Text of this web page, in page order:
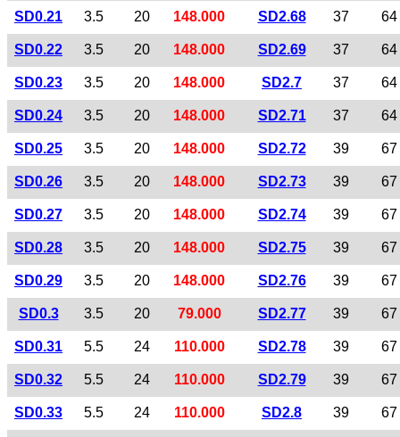
SD0.21 3.5 20 148.000 SD2.68 37 64
SD0.22 3.5 20 148.000 SD2.69 37 64
SD0.23 3.5 20 148.000 SD2.7 37 64
SD0.24 3.5 20 148.000 SD2.71 37 64
SD0.25 3.5 20 148.000 SD2.72 39 67
SD0.26 3.5 20 148.000 SD2.73 39 67
SD0.27 3.5 20 148.000 SD2.74 39 67
SD0.28 3.5 20 148.000 SD2.75 39 67
SD0.29 3.5 20 148.000 SD2.76 39 67
SD0.3 3.5 20 79.000 SD2.77 39 67
SD0.31 5.5 24 110.000 SD2.78 39 67
SD0.32 5.5 24 110.000 SD2.79 39 67
SD0.33 5.5 24 110.000 SD2.8 39 67